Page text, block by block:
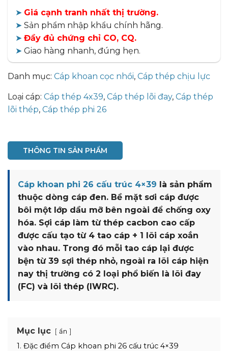
➤ Giá cạnh tranh nhất thị trường.
➤ Sản phẩm nhập khẩu chính hãng.
➤ Đầy đủ chứng chỉ CO, CQ.
➤ Giao hàng nhanh, đúng hẹn.
Danh mục: Cáp khoan cọc nhồi, Cáp thép chịu lực
Loại cáp: Cáp thép 4x39, Cáp thép lõi đay, Cáp thép
lõi thép, Cáp thép phi 26
THÔNG TIN SẢN PHẨM
Cáp khoan phi 26 cấu trúc 4×39 là sản phẩm
thuộc dòng cáp đen. Bề mặt sơi cáp được
bôi một lớp dầu mỡ bên ngoài để chống oxy
hóa. Sợi cáp làm từ thép cacbon cao cấp
được cấu tạo từ 4 tao cáp + 1 lõi cáp xoắn
vào nhau. Trong đó mỗi tao cáp lại được
bện từ 39 sợi thép nhỏ, ngoài ra lõi cáp hiện
nay thị trường có 2 loại phổ biến là lõi đay
(FC) và lõi thép (IWRC).
Mục lục ẩn
1. Đặc điểm Cáp khoan phi 26 cấu trúc 4×39